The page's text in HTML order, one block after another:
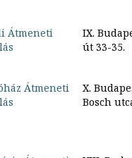
Átmeneti
IX.
út 33-35.
Átmeneti
X.
Bosch